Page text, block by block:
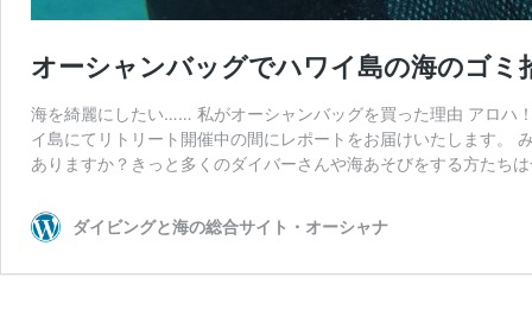
オーシャンバッグでハワイ島の海のゴミ
海を綺麗にしたい…… 私がオーシャンバッグを買った理由 アロハ
イ島にてリトリート開催中の間にレポートをお届けいたします。
ありますか？きっと多くのダイバーさんや海あそびをする方たち
ダイビングと海の総合サイト・オーシャナ